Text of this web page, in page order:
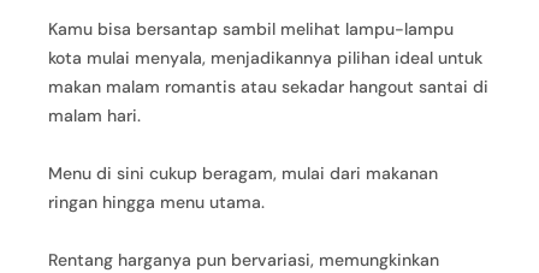
Kamu bisa bersantap sambil melihat lampu-lampu
kota mulai menyala, menjadikannya pilihan ideal untuk
makan malam romantis atau sekadar hangout santai di
malam hari.
Menu di sini cukup beragam, mulai dari makanan
ringan hingga menu utama.
Rentang harganya pun bervariasi, memungkinkan